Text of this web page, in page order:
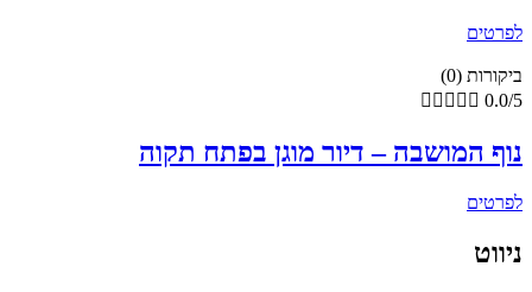
לפרטים
ביקורות (0)
     0.0/5
נוף המושבה – דיור מוגן בפתח תקוה
לפרטים
ניווט